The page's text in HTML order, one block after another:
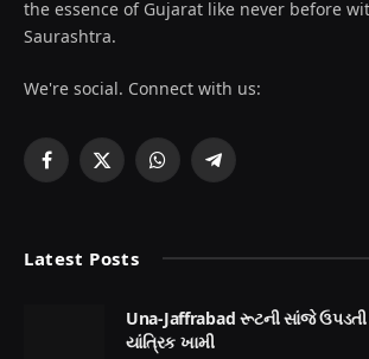
the essence of Gujarat like never before
Saurashtra.
We're social. Connect with us:
Facebook
X
WhatsAppTelegram
Latest Posts
Una-Jaffrabad રૂટની સાંજે
યાંત્રિક ખામી